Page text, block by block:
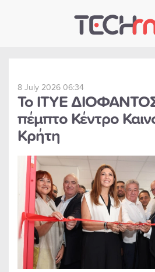
Skip to main content
8 July 2026 06:34
Το ΙΤΥΕ ΔΙΟΦΑΝΤΟΣ
πέμπτο Κέντρο
Κρήτη